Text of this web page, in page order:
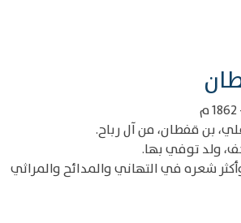
بن قفطان، من آل رباح.
ولد توفي بها.
شعره في التهاني والمدائح والمراثي